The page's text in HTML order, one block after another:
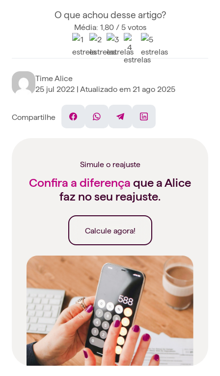
O que achou desse artigo?
Média: 1,80 / 5 votos
Time Alice
25 jul 2022 | Atualizado em 21 ago 2025
Compartilhe
FacebookWhatsAppTelegramLinkedin
Simule o reajuste
Confira a diferença que a Alice
faz no seu reajuste.
Calcule agora!